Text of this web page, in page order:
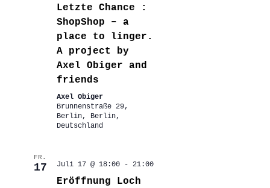
Letzte Chance :
ShopShop – a
place to linger.
A project by
Axel Obiger and
friends
Axel Obiger
Brunnenstraße 29,
Berlin, Berlin,
Deutschland
FR.
17 Juli 17 @ 18:00- 21:00
Eröffnung Loch